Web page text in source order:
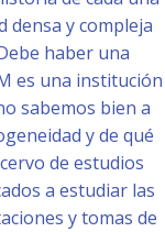
densa y compleja
haber una
es una institución
sabemos bien a
y de qué
de estudios
a estudiar las
y tomas de